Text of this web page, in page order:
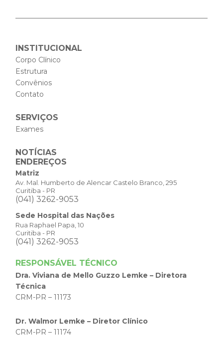
INSTITUCIONAL
Corpo Clínico
Estrutura
Convênios
Contato
SERVIÇOS
Exames
NOTÍCIAS
ENDEREÇOS
Matriz
Av. Mal. Humberto de Alencar Castelo Branco, 295
Curitiba - PR
(041) 3262-9053
Sede Hospital das Nações
Rua Raphael Papa, 10
Curitiba - PR
(041) 3262-9053
RESPONSÁVEL TÉCNICO
Dra. Viviana de Mello Guzzo Lemke – Diretora
Técnica
CRM-PR – 11173
Dr. Walmor Lemke – Diretor Clínico
CRM-PR – 11174